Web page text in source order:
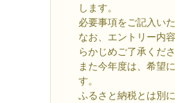
します。
必要事項をご記入い
なお、エントリー内
らかじめご了承くださ
また今年度は、希望
す。
ふるさと納税とは別